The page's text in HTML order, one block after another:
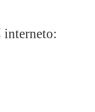
interneto: